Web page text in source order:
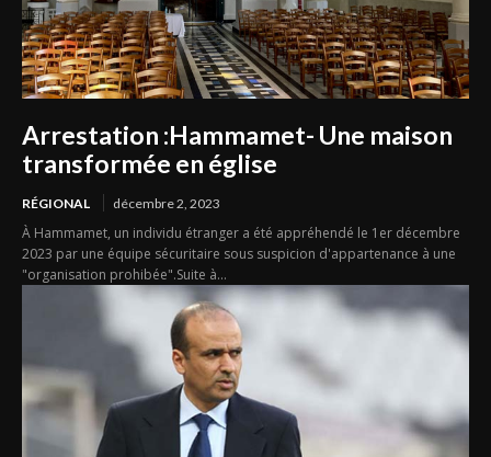
Arrestation :Hammamet- Une maison
transformée en église
RÉGIONAL décembre 2, 2023
À Hammamet, un individu étranger a été appréhendé le 1er décembre
2023 par une équipe sécuritaire sous suspicion d'appartenance à une
"organisation prohibée".Suite à...